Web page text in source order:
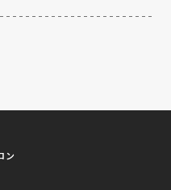
ン